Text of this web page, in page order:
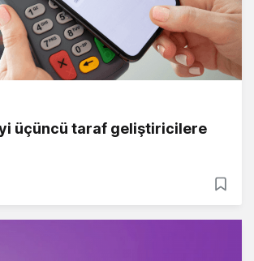
üçüncü taraf geliştiricilere